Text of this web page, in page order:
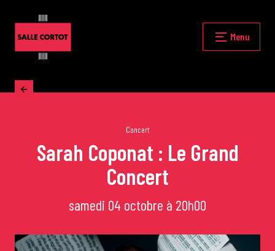
Fermer
Accueil
La programmation
Les grands concerts
Menu
Concert
Sarah Coponat : Le Grand
Concert
samedi 04 octobre à 20h00